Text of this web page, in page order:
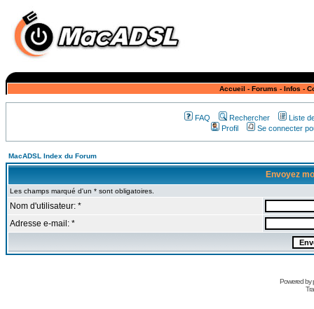
Accueil - Forums - Infos -
FAQ Rechercher
Liste
Profil
Se connecter
MacADSL Index du Forum
Envoyez
Les champs marqué d'un * sont obligatoires.
Nom d'utilisateur: *
Adresse e-mail: *
Powered by